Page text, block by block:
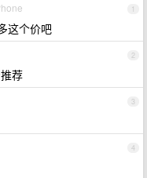
1
这个价吧
2
荐
3
4